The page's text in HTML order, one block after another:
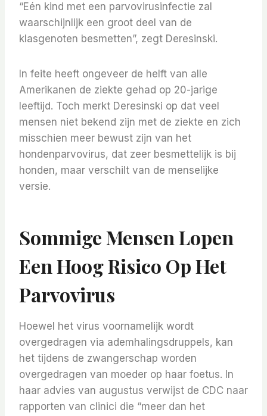
“Eén kind met een parvovirusinfectie zal
waarschijnlijk een groot deel van de
klasgenoten besmetten”, zegt Deresinski.
In feite heeft ongeveer de helft van alle
Amerikanen de ziekte gehad op 20-jarige
leeftijd. Toch merkt Deresinski op dat veel
mensen niet bekend zijn met de ziekte en zich
misschien meer bewust zijn van het
hondenparvovirus, dat zeer besmettelijk is bij
honden, maar verschilt van de menselijke
versie.
Sommige Mensen Lopen
Een Hoog Risico Op Het
Parvovirus
Hoewel het virus voornamelijk wordt
overgedragen via ademhalingsdruppels, kan
het tijdens de zwangerschap worden
overgedragen van moeder op haar foetus. In
haar advies van augustus verwijst de CDC naar
rapporten van clinici die “meer dan het